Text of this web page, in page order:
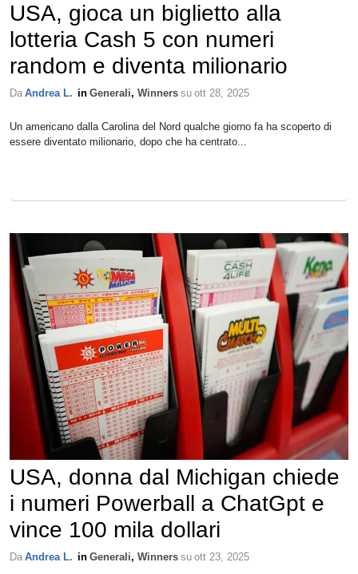
USA, gioca un biglietto alla
lotteria Cash 5 con numeri
random e diventa milionario
Da Andrea L. in Generali, Winners su ott 28, 2025
Un americano dalla Carolina del Nord qualche giorno fa ha scoperto di
essere diventato milionario, dopo che ha centrato...
USA, donna dal Michigan chiede
i numeri Powerball a ChatGpt e
vince 100 mila dollari
Da Andrea L. in Generali, Winners su ott 23, 2025